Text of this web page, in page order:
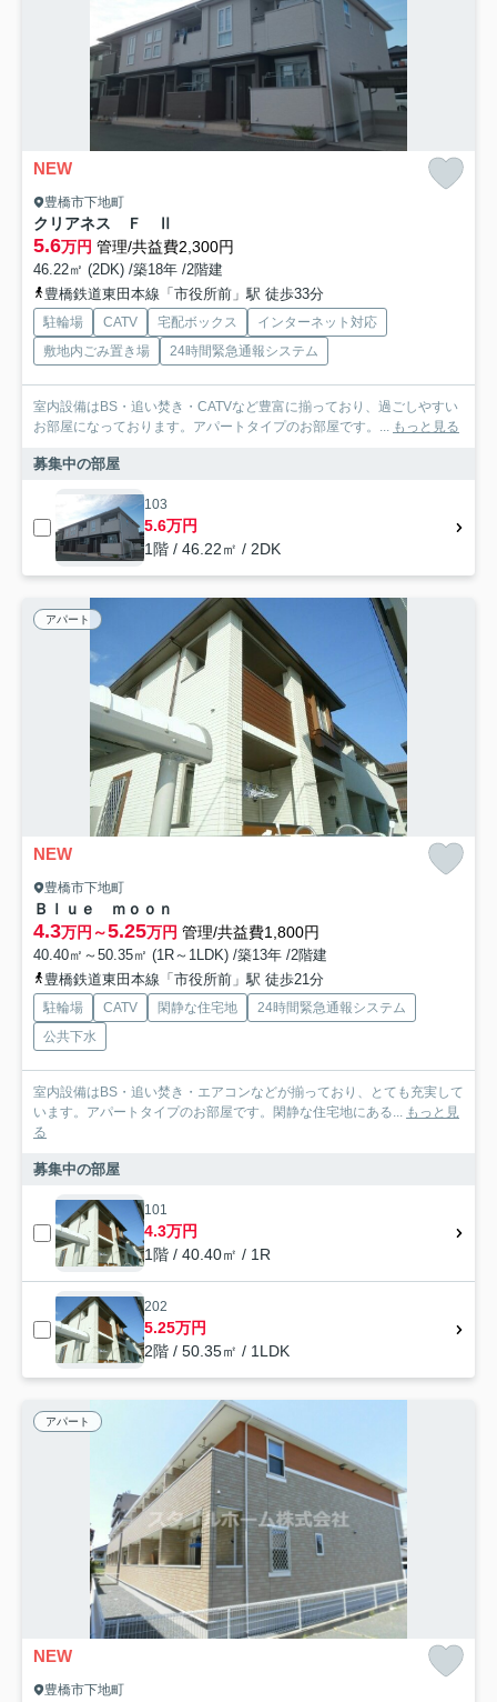
NEW
豊橋市下地町
クリアネス Ｆ Ⅱ
5.6万円 管理/共益費2,300円
46.22㎡ (2DK) /築18年 /2階建
豊橋鉄道東田本線「市役所前」駅 徒歩33分
駐輪場 CATV 宅配ボックス
インターネット対応
敷地内ごみ置き場
24時間緊急通報システム
室内設備はBS・追い焚き・CATVなど豊富に揃っており、過ごしやすい
お部屋になっております。アパートタイプのお部屋です。... もっと見る
募集中の部屋
103
5.6万円
1階 / 46.22㎡ / 2DK
アパート
NEW
豊橋市下地町
Ｂｌｕｅ ｍｏｏｎ
4.3万円～5.25万円 管理/共益費1,800円
40.40㎡～50.35㎡ (1R～1LDK) /築13年 /2階建
豊橋鉄道東田本線「市役所前」駅 徒歩21分
駐輪場 CATV 閑静な住宅地
24時間緊急通報システム
公共下水
室内設備はBS・追い焚き・エアコンなどが揃っており、とても充実して
います。アパートタイプのお部屋です。閑静な住宅地にある... もっと見
る
募集中の部屋
101
4.3万円
1階 / 40.40㎡ / 1R
202
5.25万円
2階 / 50.35㎡ / 1LDK
アパート
NEW
豊橋市下地町